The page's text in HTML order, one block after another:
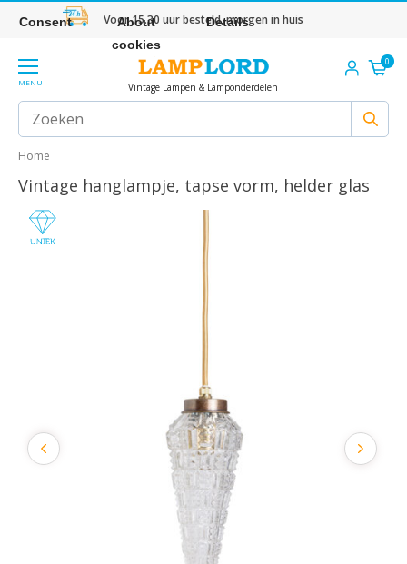
Voor 15.30 uur besteld, morgen in huis
MENU Vintage Lampen & Lamponderdelen
0
Home
Vintage hanglampje, tapse vorm, helder glas
Consent
About
cookies
Details